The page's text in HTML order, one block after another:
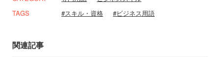
TAGS
スキル・資格 ビジネス用語
関連記事